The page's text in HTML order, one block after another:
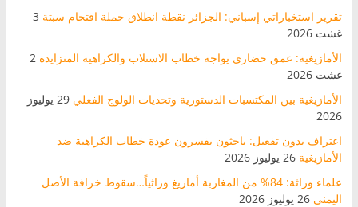
تقرير استخباراتي إسباني: الجزائر نقطة انطلاق حملة اقتحام سبتة 3
غشت 2026
الأمازيغية: عمق حضاري يواجه خطاب الاستلاب والكراهية المتزايدة 2
غشت 2026
الأمازيغية بين المكتسبات الدستورية وتحديات الولوج الفعلي
29 يوليوز
2026
اعتراف بدون تفعيل: باحثون يفسرون عودة خطاب الكراهية ضد
الأمازيغية 26 يوليوز 2026
علماء وراثة: 84% من المغاربة أمازيغ وراثياً…سقوط خرافة الأصل
اليمني 26 يوليوز 2026